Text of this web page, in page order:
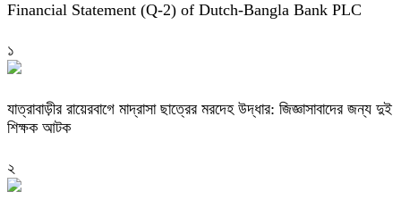
Financial Statement (Q-2) of Dutch-Bangla Bank PLC
১
যাত্রাবাড়ীর রায়েরবাগে মাদ্রাসা ছাত্রের মরদেহ উদ্ধার: জিজ্ঞাসাবাদের জন্য দুই
শিক্ষক আটক
২